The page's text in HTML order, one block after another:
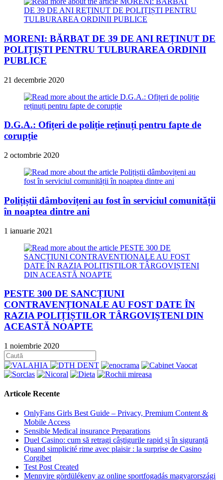
MORENI: BĂRBAT DE 39 DE ANI REȚINUT DE
POLIȚIȘTI PENTRU TULBURAREA ORDINII
PUBLICE
21 decembrie 2020
D.G.A.: Ofițeri de poliție reținuți pentru fapte de
corupție
2 octombrie 2020
Polițiștii dâmbovițeni au fost în serviciul comunității
în noaptea dintre ani
1 ianuarie 2021
PESTE 300 DE SANCȚIUNI
CONTRAVENȚIONALE AU FOST DATE ÎN
RAZIA POLIȚIȘTILOR TÂRGOVIȘTENI DIN
ACEASTĂ NOAPTE
1 noiembrie 2020
Articole Recente
OnlyFans Girls Best Guide – Privacy, Premium Content &
Mobile Access
Sensible Medical insurance Preparations
Duel Casino: cum să retragi câștigurile rapid și în siguranță
Quand simplicité rime avec plaisir : la surprise de Casino
Corgibet
Test Post Created
Mennyire gördülékeny az online sportfogadás magyarországi